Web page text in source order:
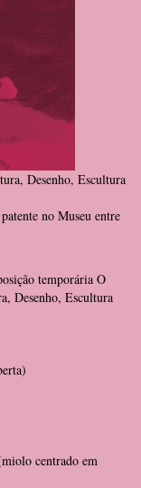
Desenho, Escultura
no Museu entre
temporária O
Desenho, Escultura
centrado em